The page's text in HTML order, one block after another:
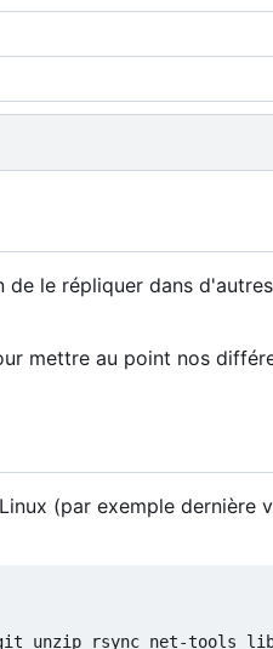
le répliquer dans
mettre au point nos
(par exemple dernière